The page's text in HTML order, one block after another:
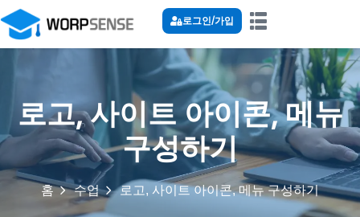
로그인/가입
로고, 사이트 아이콘, 메뉴
구성하기
홈 수업 로고, 사이트 아이콘, 메뉴 구성하기